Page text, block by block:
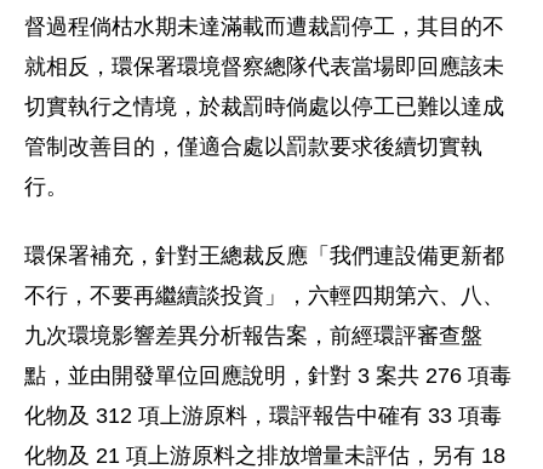
督過程倘枯水期未達滿載而遭裁罰停工，其目的不
就相反，環保署環境督察總隊代表當場即回應該未
切實執行之情境，於裁罰時倘處以停工已難以達成
管制改善目的，僅適合處以罰款要求後續切實執
行。
環保署補充，針對王總裁反應「我們連設備更新都
不行，不要再繼續談投資」，六輕四期第六、八、
九次環境影響差異分析報告案，前經環評審查盤
點，並由開發單位回應說明，針對 3 案共 276 項毒
化物及 312 項上游原料，環評報告中確有 33 項毒
化物及 21 項上游原料之排放增量未評估，另有 18